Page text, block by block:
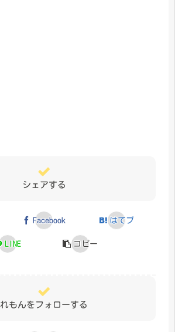
シェアする
Facebook はてブ
LINE コピー
れもんをフォローする